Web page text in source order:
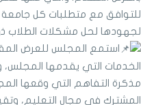
للتوافق مع متطلبات كل جامعة
لجهودها لحل مشكلات الطلاب
استمع المجلس للعرض
الخدمات التي يقدمها المجلس،
مذكرة التفاهم التي وقعها
المشترك في مجال التعليم،